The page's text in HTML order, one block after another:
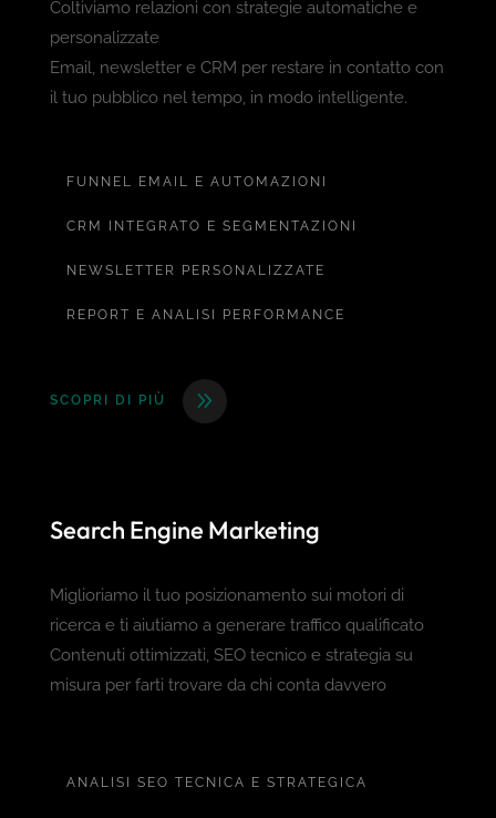
Coltiviamo relazioni con strategie automatiche e
personalizzate
Email, newsletter e CRM per restare in contatto con
il tuo pubblico nel tempo, in modo intelligente.
FUNNEL EMAIL E AUTOMAZIONI
CRM INTEGRATO E SEGMENTAZIONI
NEWSLETTER PERSONALIZZATE
REPORT E ANALISI PERFORMANCE
SCOPRI DI PIÙ
Search Engine Marketing
Miglioriamo il tuo posizionamento sui motori di
ricerca e ti aiutiamo a generare traffico qualificato
Contenuti ottimizzati, SEO tecnico e strategia su
misura per farti trovare da chi conta davvero
ANALISI SEO TECNICA E STRATEGICA